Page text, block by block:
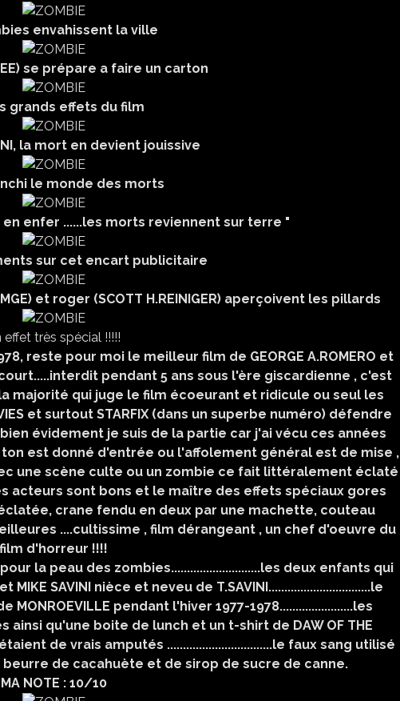
envahissent la ville
se prépare a faire un carton
grands effets du film
la mort en devient jouissive
le monde des morts
enfer ......les morts reviennent sur terre "
sur cet encart publicitaire
et roger (SCOTT H.REINIGER) aperçoivent les pillards
effet très spécial !!!!!
reste pour moi le meilleur film de GEORGE A.ROMERO et
pendant 5 ans sous l'ère giscardienne , c'est
majorité qui juge le film écoeurant et ridicule ou seul les
et surtout STARFIX (dans un superbe numéro) défendre
évidement je suis de la partie car j'ai vécu ces années
est donné d'entrée ou l'affolement général est de mise ,
une scène culte ou un zombie ce fait littéralement éclaté
acteurs sont bons et le maître des effets spéciaux gores
crane fendu en deux par une machette, couteau
....cultissime , film dérangeant , un chef d'oeuvre du
film d'horreur !!!!
la peau des zombies............................les deux enfants qui
SAVINI nièce et neveu de T.SAVINI................................le
pendant l'hiver 1977-1978.......................les
qu'une boite de lunch et un t-shirt de DAW OF THE
de vrais amputés .................................le faux sang utilisé
de cacahuète et de sirop de sucre de canne.
MA NOTE : 10/10